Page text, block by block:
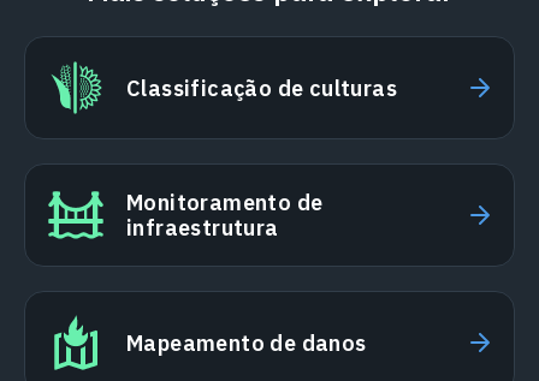
Classificação de culturas
Monitoramento de
infraestrutura
Mapeamento de danos